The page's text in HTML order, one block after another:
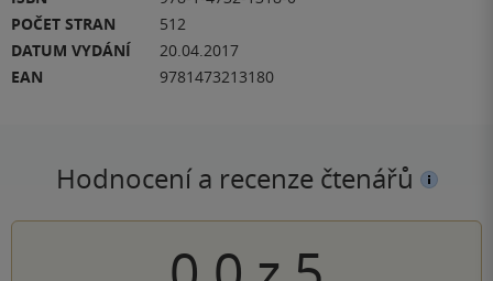
POČET STRAN
512
DATUM VYDÁNÍ
20.04.2017
EAN
9781473213180
Hodnocení a recenze čtenářů